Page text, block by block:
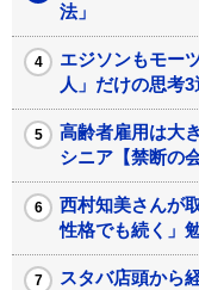
法」
エジソンもモー
人」だけの思考3
高齢者雇用は大
シニア【禁断の
西村知美さんが
性格でも続く」
スタバ店頭から